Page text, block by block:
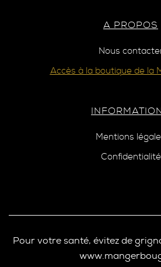
A PROPOS
Nous
Accès à la boutique de la
Mentions
Confidentialité
Pour votre santé, évitez de